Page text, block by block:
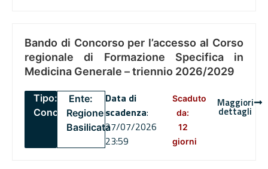
Bando di Concorso per l’accesso al Corso
regionale di Formazione Specifica in
Medicina Generale – triennio 2026/2029
Tipo:
Concorsi
Ente:
Regione
Basilicata
Data di
scadenza:
27/07/2026
23:59
Scaduto
da:
12
giorni
Maggiori
dettagli